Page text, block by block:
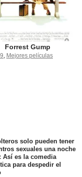
Forrest Gump
, Mejores películas
solo pueden tener
sexuales una noche
Así es la comedia
para despedir el